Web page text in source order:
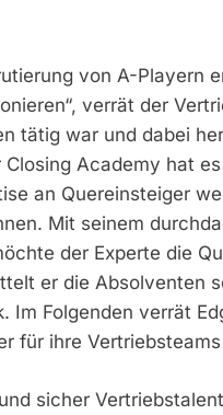
von A-Playern
verrät der
tätig war und dabei
Academy hat
an Quereinsteiger
Mit seinem
der Experte die
er die Absolventen
Im Folgenden verrät
für ihre
sicher